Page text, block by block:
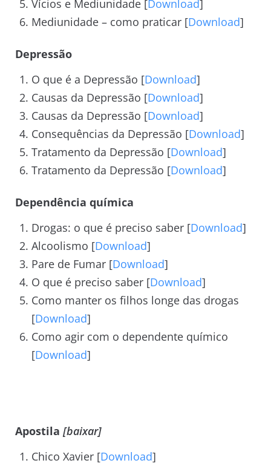
Vícios e Mediunidade [Download]
Mediunidade – como praticar [Download]
Depressão
O que é a Depressão [Download]
Causas da Depressão [Download]
Causas da Depressão [Download]
Consequências da Depressão [Download]
Tratamento da Depressão [Download]
Tratamento da Depressão [Download]
Dependência química
Drogas: o que é preciso saber [Download]
Alcoolismo [Download]
Pare de Fumar [Download]
O que é preciso saber [Download]
Como manter os filhos longe das drogas
[Download]
Como agir com o dependente químico
[Download]
Apostila [baixar]
Chico Xavier [Download]